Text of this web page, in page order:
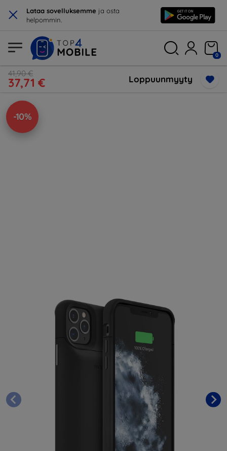
× Lataa sovelluksemme ja osta
helpommin.
0
41,90 €
37,71 € Loppuunmyyty
-10%